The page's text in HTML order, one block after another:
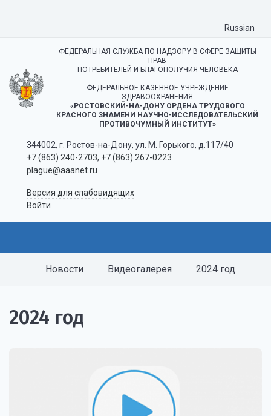
Russian
ФЕДЕРАЛЬНАЯ СЛУЖБА ПО НАДЗОРУ В СФЕРЕ ЗАЩИТЫ
ПРАВ
ПОТРЕБИТЕЛЕЙ И БЛАГОПОЛУЧИЯ ЧЕЛОВЕКА
ФЕДЕРАЛЬНОЕ КАЗЁННОЕ УЧРЕЖДЕНИЕ
ЗДРАВООХРАНЕНИЯ
«РОСТОВСКИЙ-НА-ДОНУ ОРДЕНА ТРУДОВОГО
КРАСНОГО ЗНАМЕНИ НАУЧНО-ИССЛЕДОВАТЕЛЬСКИЙ
ПРОТИВОЧУМНЫЙ ИНСТИТУТ»
344002, г. Ростов-на-Дону, ул. М. Горького, д.117/40
+7 (863) 240-2703, +7 (863) 267-0223
plague@aaanet.ru
Версия для слабовидящих
Войти
Новости Видеогалерея 2024 год
2024 год